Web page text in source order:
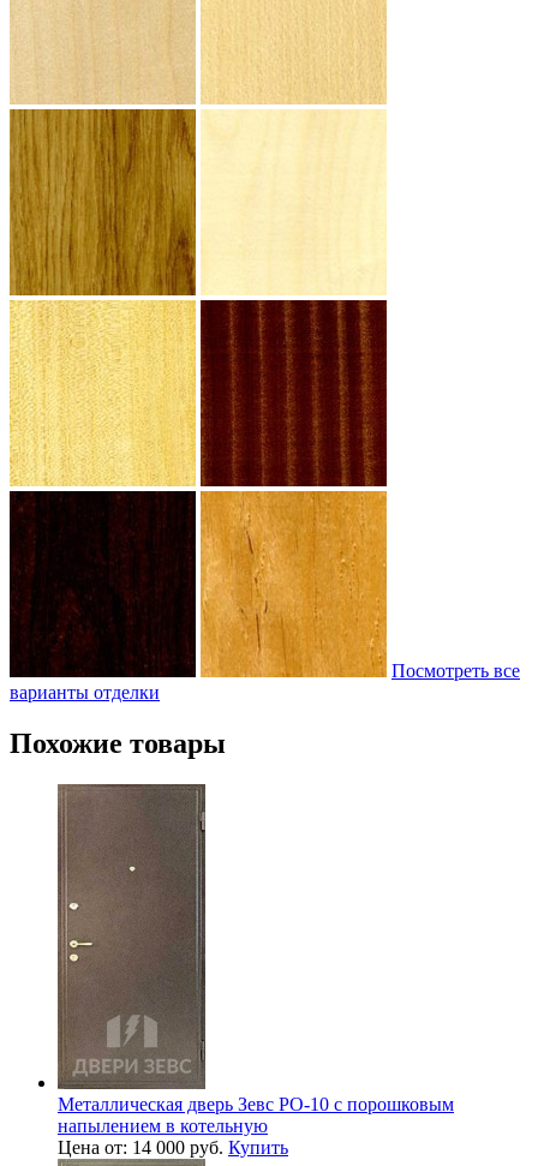
Посмотреть все
варианты отделки
Похожие товары
Металлическая дверь Зевс PO-10 с порошковым
напылением в котельную
Цена от: 14 000 руб. Купить